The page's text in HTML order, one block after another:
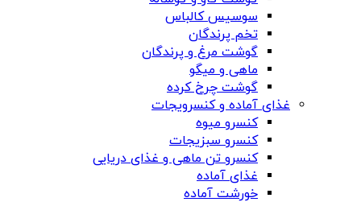
سوسیس کالباس
تخم پرندگان
گوشت مرغ و پرندگان
ماهی و میگو
گوشت چرخ کرده
غذای آماده و کنسرویجات
کنسرو میوه
کنسرو سبزیجات
کنسرو تن ماهی و غذای دریایی
غذای آماده
خورشت آماده